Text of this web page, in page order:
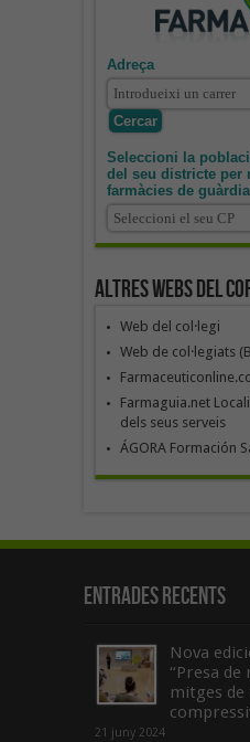
Adreça
Seleccioni la
del seu districte per
farmàcies de
Altres webs del
Web del col·legi
Web de col·legiats
Farmaguia.net
dels seus serveis
ÁGORA Formación
Entrades recents
Nova
“Presa de
mitges
21 juny 2024